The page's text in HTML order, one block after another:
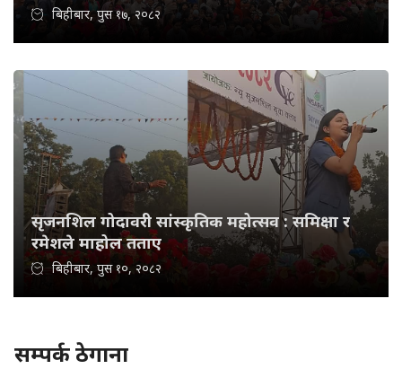
बिहीबार, पुस १७, २०८२
सृजनशिल गोदावरी सांस्कृतिक महोत्सव : समिक्षा र
रमेशले माहोल तताए
बिहीबार, पुस १०, २०८२
सम्पर्क ठेगाना